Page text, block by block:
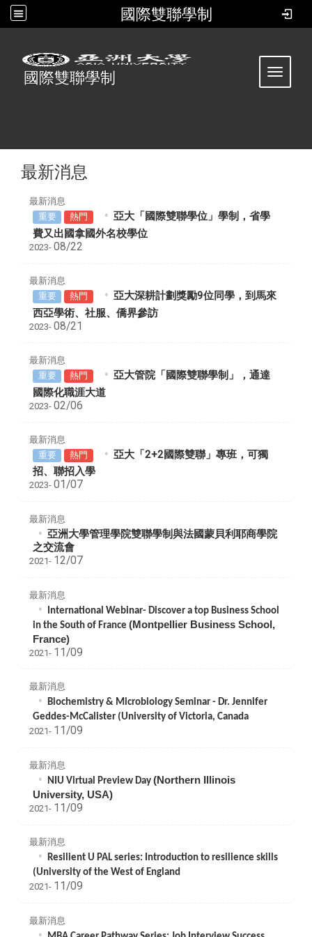
國際雙聯學制
Toggle
國際雙聯學制
最新消息
最新消息
重要
熱門
亞大「國際雙聯學位」學制，省學
費又出國拿國外名校學位
2023- 08/22
最新消息
重要
熱門
亞大深耕計劃獎勵9位同學，到馬來
西亞學術、社服、僑界參訪
2023- 08/21
最新消息
重要
熱門
亞大管院「國際雙聯學制」，通達
國際化職涯大道
2023- 02/06
最新消息
重要
熱門
亞大「2+2國際雙聯」專班，可獨
招、聯招入學
2023- 01/07
最新消息
亞洲大學管理學院雙聯學制與法國蒙貝利耶商學院
之交流會
2021- 12/07
最新消息
International Webinar- Discover a top Business School
in the South of France (Montpellier Business School,
France)
2021- 11/09
最新消息
Biochemistry & Microbiology Seminar - Dr. Jennifer
Geddes-McCalister (University of Victoria, Canada
2021- 11/09
最新消息
NIU Virtual Preview Day (Northern Illinois
University, USA)
2021- 11/09
最新消息
Resilient U PAL series: Introduction to resilience skills
(University of the West of England
2021- 11/09
最新消息